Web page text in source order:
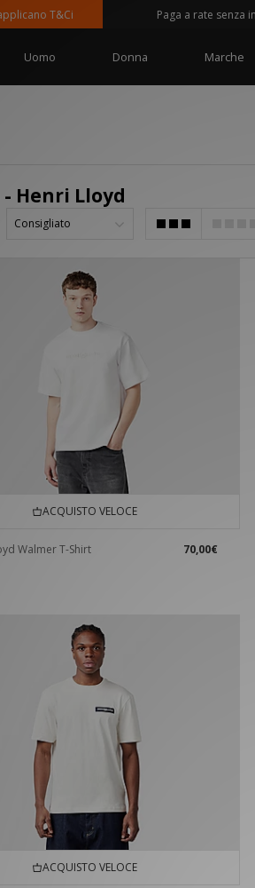
T&Ci Paga a rate senza
Uomo Donna Marche
- Henri Lloyd
ACQUISTO VELOCE
Walmer T-Shirt 70,00€
ACQUISTO VELOCE